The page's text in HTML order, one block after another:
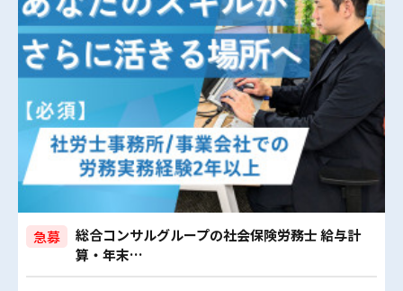
急募
総合コンサルグループの社会保険労務士 給与計
算・年末…